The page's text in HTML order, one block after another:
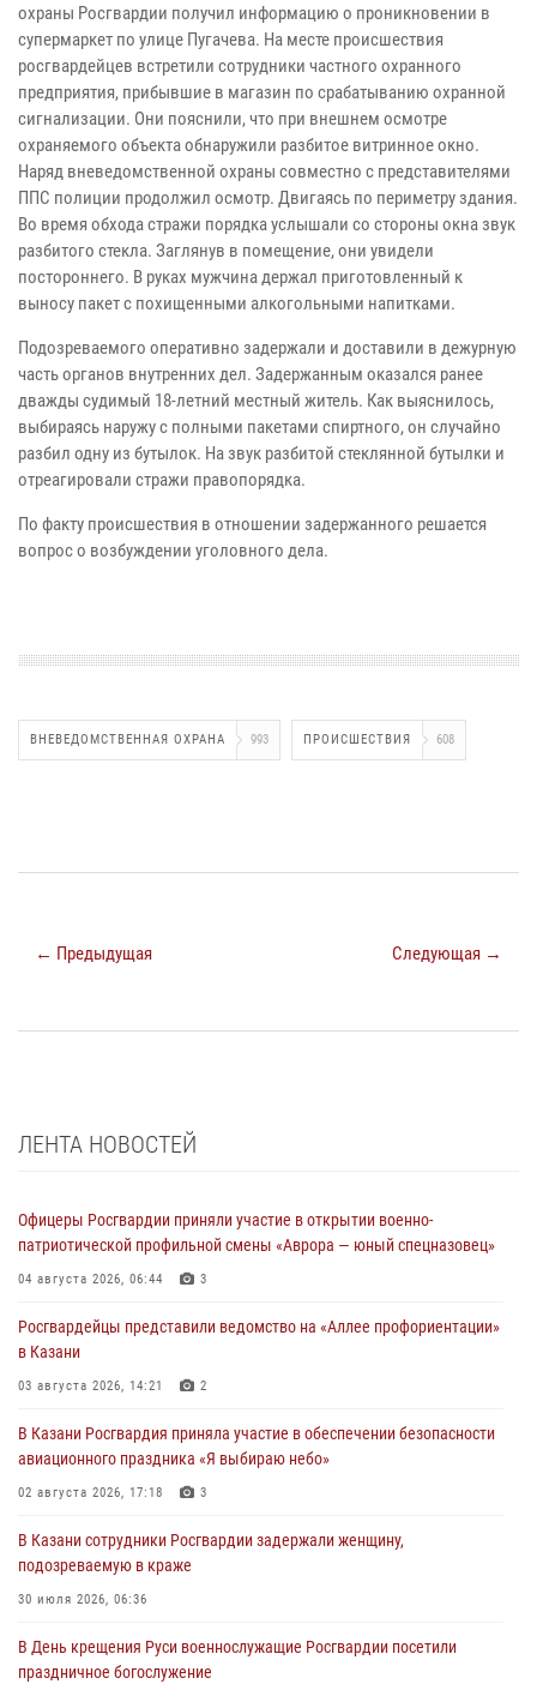
охраны Росгвардии получил информацию о проникновении в
супермаркет по улице Пугачева. На месте происшествия
росгвардейцев встретили сотрудники частного охранного
предприятия, прибывшие в магазин по срабатыванию охранной
сигнализации. Они пояснили, что при внешнем осмотре
охраняемого объекта обнаружили разбитое витринное окно.
Наряд вневедомственной охраны совместно с представителями
ППС полиции продолжил осмотр. Двигаясь по периметру здания.
Во время обхода стражи порядка услышали со стороны окна звук
разбитого стекла. Заглянув в помещение, они увидели
постороннего. В руках мужчина держал приготовленный к
выносу пакет с похищенными алкогольными напитками.
Подозреваемого оперативно задержали и доставили в дежурную
часть органов внутренних дел. Задержанным оказался ранее
дважды судимый 18-летний местный житель. Как выяснилось,
выбираясь наружу с полными пакетами спиртного, он случайно
разбил одну из бутылок. На звук разбитой стеклянной бутылки и
отреагировали стражи правопорядка.
По факту происшествия в отношении задержанного решается
вопрос о возбуждении уголовного дела.
ВНЕВЕДОМСТВЕННАЯ ОХРАНА 993 ПРОИСШЕСТВИЯ 608
← Предыдущая Следующая →
ЛЕНТА НОВОСТЕЙ
Офицеры Росгвардии приняли участие в открытии военно-
патриотической профильной смены «Аврора — юный спецназовец»
04 августа 2026, 06:44 3
Росгвардейцы представили ведомство на «Аллее профориентации»
в Казани
03 августа 2026, 14:21 2
В Казани Росгвардия приняла участие в обеспечении безопасности
авиационного праздника «Я выбираю небо»
02 августа 2026, 17:18 3
В Казани сотрудники Росгвардии задержали женщину,
подозреваемую в краже
30 июля 2026, 06:36
В День крещения Руси военнослужащие Росгвардии посетили
праздничное богослужение